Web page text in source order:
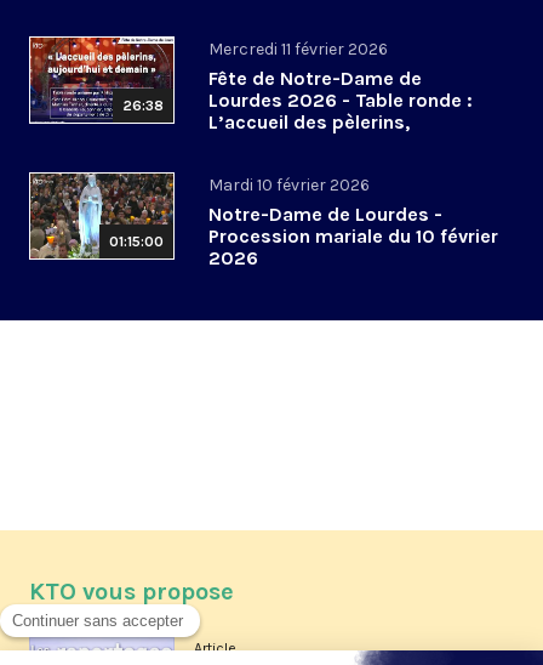
26:38
Mercredi 11 février 2026
Fête de Notre-Dame de
Lourdes 2026 - Table ronde :
L’accueil des pèlerins,
01:15:00
Mardi 10 février 2026
Notre-Dame de Lourdes -
Procession mariale du 10 février
2026
KTO vous propose
Article